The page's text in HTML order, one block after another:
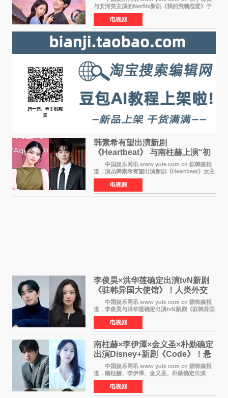
与安河英主演的Netflix新剧《我的荒糖恋爱》于
近日公开主海报，正式进入开播倒计时。 海
报中，两人并肩站在充满怀旧气息的九津麦芽村
街道上，丁
电视剧
韩素希有望出演新剧
《Heartbeat》 与南柱赫上演“初
恋归来”奇幻罗曼史
中国娱乐网讯 www yule com cn 据韩媒报
道，演员韩素希有望出演新剧《Heartbeat》女主
角，与南柱赫合作，引发高度关注。 韩素希
在剧中饰演能够看到过去的女人洪莎朗一角，因
初恋的意外
电视剧
李俊昊×洪华莲确定出演tvN新剧
《驻韩异国大使馆》！人类外交
官与“龙”大使的奇幻
中国娱乐网讯 www yule com cn 据韩媒报
道，李俊昊与洪华莲确定出演tvN新剧《驻韩异国
大使馆》，分别担任男女主角，引发期待。
该剧讲述了一位因管理驻韩异国大使馆（负责管
理居住在大韩
电视剧
南柱赫×李伊潭×金义圣×朴勋确定
出演Disney+新剧《Code》！悬
疑犯罪惊悚明年上线
中国娱乐网讯 www yule com cn 据韩媒报
道，南柱赫、李伊潭、金义圣、朴勋确定出演
Disney+新剧《Code》，该剧预计将于明年播
出，引发高度关注。 本剧改编自同名人气台
剧，讲述了一位往来
电视剧